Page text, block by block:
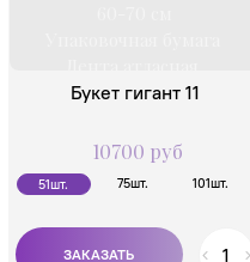
Букет гигант 11
10700 руб
51шт. 75шт. 101шт.